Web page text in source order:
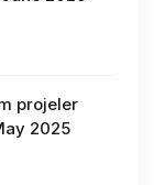
projeler
2025